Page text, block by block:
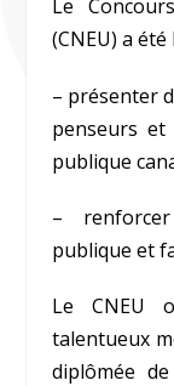
Le
(CNEU) a
– présenter
penseurs
publique
–
publique et
Le CNEU
talentueux
diplômée